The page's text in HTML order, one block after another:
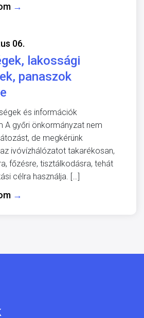
→
06.
lakossági
panaszok
és információk
A győri önkormányzat nem
de megkérünk
ivóvízhálózatot takarékosan,
főzésre, tisztálkodásra, tehát
célra használja. […]
→